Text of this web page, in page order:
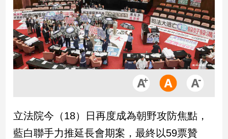
房
地
產
品
政
治
立法院今（18）日再度成為朝野攻防焦點，
藍白聯手力推延長會期案，最終以59票贊